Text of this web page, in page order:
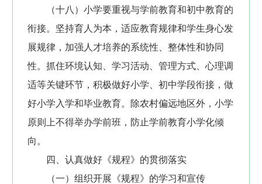
（十八）小学要重视与学前教育和初中教育的
衔接。坚持育人为本，适应教育规律和学生身心发
展规律，加强人才培养的系统性、整体性和协同
性。抓住环境认知、学习活动、管理方式、心理调
适等关键环节，积极做好小学、初中学段衔接，做
好小学入学和毕业教育。除农村偏远地区外，小学
原则上不得举办学前班，防止学前教育小学化倾
向。
四、认真做好《规程》的贯彻落实
（一）组织开展《规程》的学习和宣传